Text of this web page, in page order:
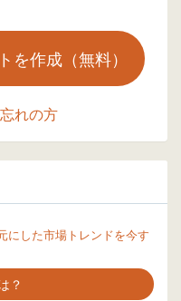
を作成（無料）
れの方
にした市場トレンドを今す
？